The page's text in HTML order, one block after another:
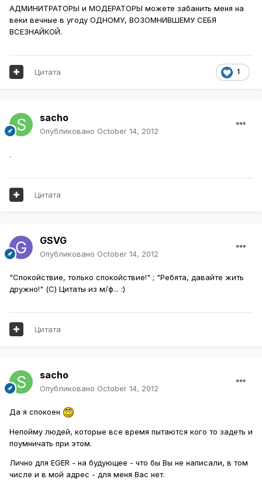
АДМИНИТРАТОРЫ и МОДЕРАТОРЫ можете забанить меня на
веки вечные в угоду ОДНОМУ, ВОЗОМНИВШЕМУ СЕБЯ
ВСЕЗНАЙКОЙ.
1
Цитата
sacho
Опубликовано October 14, 2012
.
Цитата
GSVG
Опубликовано October 14, 2012
"Спокойствие, только спокойствие!" ; "Ребята, давайте жить
дружно!" (С) Цитаты из м/ф... :)
Цитата
sacho
Опубликовано October 14, 2012
Да я спокоен
Непойму людей, которые все время пытаются кого то задеть и
поумничать при этом.
Лично для EGER - на будующее - что бы Вы не написали, в том
числе и в мой адрес - для меня Вас нет.